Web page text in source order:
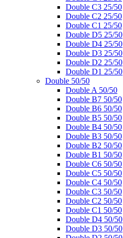
Double C3 25/50
Double C2 25/50
Double C1 25/50
Double D5 25/50
Double D4 25/50
Double D3 25/50
Double D2 25/50
Double D1 25/50
Double 50/50
Double A 50/50
Double B7 50/50
Double B6 50/50
Double B5 50/50
Double B4 50/50
Double B3 50/50
Double B2 50/50
Double B1 50/50
Double C6 50/50
Double C5 50/50
Double C4 50/50
Double C3 50/50
Double C2 50/50
Double C1 50/50
Double D4 50/50
Double D3 50/50